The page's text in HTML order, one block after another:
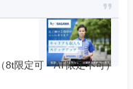
限定可・AT限定不可）